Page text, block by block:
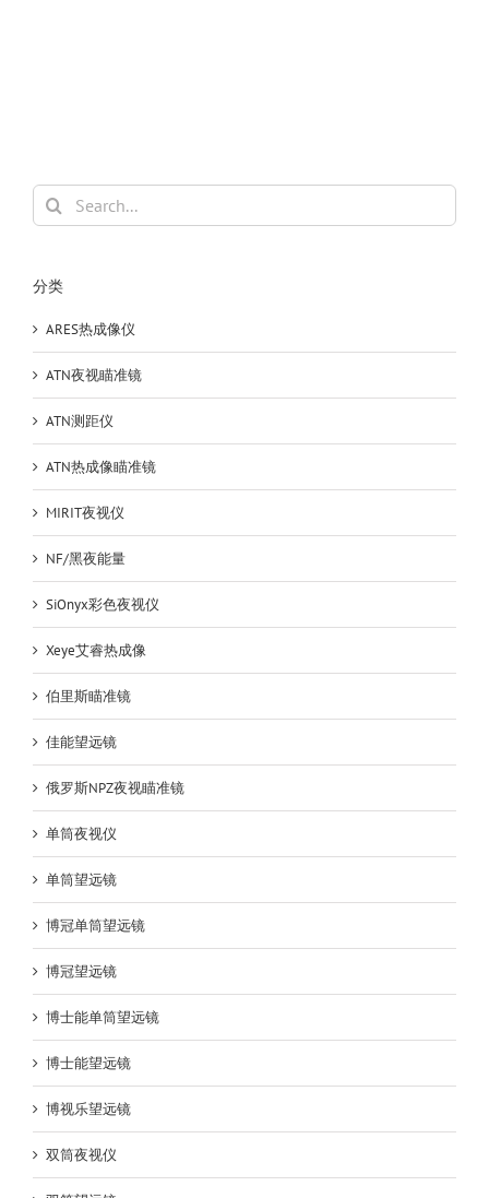
Search
for:
分类
ARES热成像仪
ATN夜视瞄准镜
ATN测距仪
ATN热成像瞄准镜
MIRIT夜视仪
NF/黑夜能量
SiOnyx彩色夜视仪
Xeye艾睿热成像
伯里斯瞄准镜
佳能望远镜
俄罗斯NPZ夜视瞄准镜
单筒夜视仪
单筒望远镜
博冠单筒望远镜
博冠望远镜
博士能单筒望远镜
博士能望远镜
博视乐望远镜
双筒夜视仪